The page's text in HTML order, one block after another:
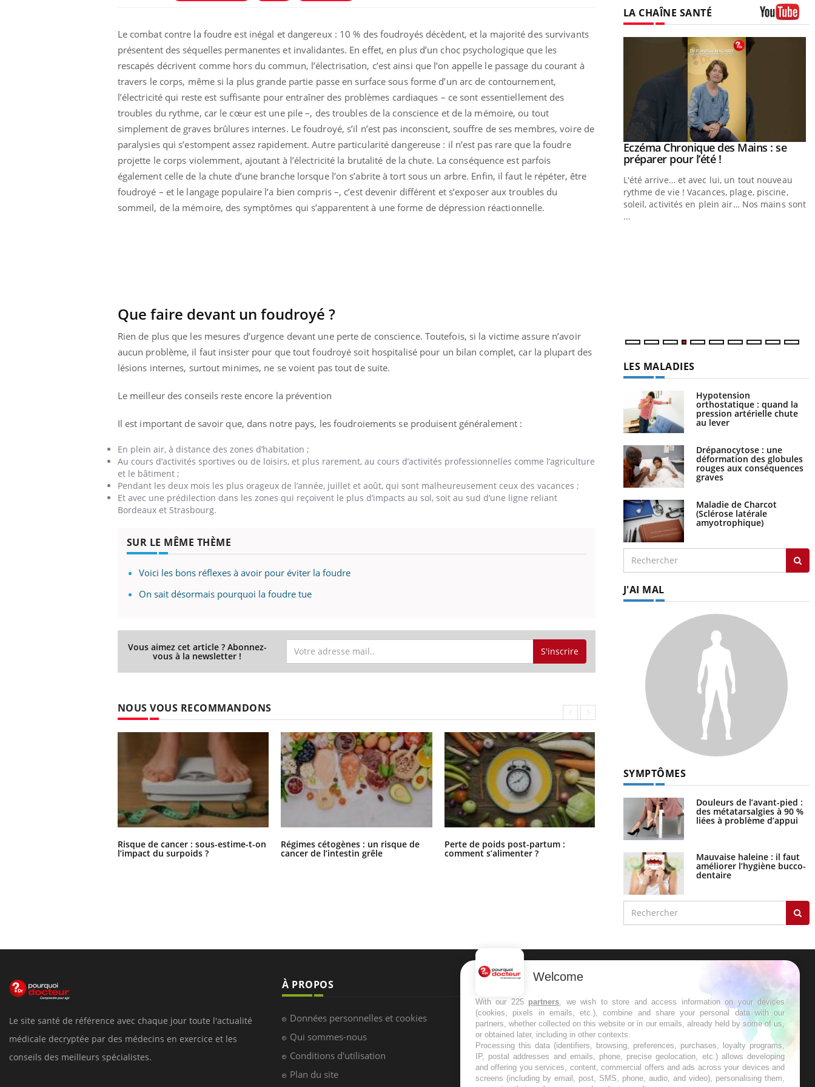
Le combat contre la foudre est inégal et dangereux : 10 % des foudroyés décèdent, et la majorité des survivants
présentent des séquelles permanentes et invalidantes. En effet, en plus d’un choc psychologique que les
rescapés décrivent comme hors du commun, l’électrisation, c’est ainsi que l’on appelle le passage du courant à
travers le corps, même si la plus grande partie passe en surface sous forme d’un arc de contournement,
l’électricité qui reste est suffisante pour entraîner des problèmes cardiaques – ce sont essentiellement des
troubles du rythme, car le cœur est une pile –, des troubles de la conscience et de la mémoire, ou tout
simplement de graves brûlures internes. Le foudroyé, s’il n’est pas inconscient, souffre de ses membres, voire de
paralysies qui s’estompent assez rapidement. Autre particularité dangereuse : il n’est pas rare que la foudre
projette le corps violemment, ajoutant à l’électricité la brutalité de la chute. La conséquence est parfois
également celle de la chute d’une branche lorsque l’on s’abrite à tort sous un arbre. Enfin, il faut le répéter, être
foudroyé – et le langage populaire l’a bien compris –, c’est devenir différent et s’exposer aux troubles du
sommeil, de la mémoire, des symptômes qui s’apparentent à une forme de dépression réactionnelle.
Que faire devant un foudroyé ?
Rien de plus que les mesures d’urgence devant une perte de conscience. Toutefois, si la victime assure n’avoir
aucun problème, il faut insister pour que tout foudroyé soit hospitalisé pour un bilan complet, car la plupart des
lésions internes, surtout minimes, ne se voient pas tout de suite.
Le meilleur des conseils reste encore la prévention
Il est important de savoir que, dans notre pays, les foudroiements se produisent généralement :
En plein air, à distance des zones d’habitation ;
Au cours d’activités sportives ou de loisirs, et plus rarement, au cours d’activités professionnelles comme l’agriculture
et le bâtiment ;
Pendant les deux mois les plus orageux de l’année, juillet et août, qui sont malheureusement ceux des vacances ;
Et avec une prédilection dans les zones qui reçoivent le plus d’impacts au sol, soit au sud d’une ligne reliant
Bordeaux et Strasbourg.
SUR LE MÊME THÈME
Voici les bons réflexes à avoir pour éviter la foudre
On sait désormais pourquoi la foudre tue
Vous aimez cet article ? Abonnez-
vous à la newsletter ! S'inscrire
NOUS VOUS RECOMMANDONS
Risque de cancer : sous-estime-t-on
l’impact du surpoids ?
Régimes cétogènes : un risque de
cancer de l’intestin grêle
Perte de poids post-partum :
comment s’alimenter ?
Comment nous percevons le chaud
et le froid : une recherche éclaire le
sujet
LA CHAÎNE SANTÉ
Carence en fer : comprendre pour
Youtube
Fatigue, irritabilité, brouillard mental ou
même alopécie… Les symptômes de la
carence en fer sont multiples ce qui la rend
Youtube
Insuline & Charge mentale : et si on
osait en parler??Youtube
En 2026, l'insuline dans le diabète de type 2
reste entourée d'idées reçues chez les
patients comme parfois chez les soignants.
Youtube
Eczéma Chronique des Mains : se
préparer pour l’été !Youtube
L'été arrive… et avec lui, un tout nouveau
rythme de vie ! Vacances, plage, piscine,
soleil, activités en plein air… Nos mains sont
...
Youtube
Diabète & Ramadan 2026Youtube
Le Ramadan approche, et, pour de
nombreuses personnes atteintes de diabète,
c'est une période de questions, de défis,
mais ...
LES MALADIES
Hypotension
orthostatique : quand la
pression artérielle chute
au lever
Drépanocytose : une
déformation des globules
rouges aux conséquences
graves
Maladie de Charcot
(Sclérose latérale
amyotrophique)
J'AI MAL
SYMPTÔMES
Douleurs de l’avant-pied :
des métatarsalgies à 90 %
liées à problème d’appui
Mauvaise haleine : il faut
améliorer l’hygiène bucco-
dentaire
Le site santé de référence avec chaque jour toute l'actualité
médicale decryptée par des médecins en exercice et les
conseils des meilleurs spécialistes.
À PROPOS
Données personnelles et cookies
Qui sommes-nous
Conditions d'utilisation
Plan du site
NEWSLETTER
Recevez toutes les semaines les meilleures
infos santé
Welcome
With our 225 partners, we wish to store and access information on your devices
(cookies, pixels in emails, etc.), combine and share your personal data with our
partners, whether collected on this website or in our emails, already held by some of us,
or obtained later, including in other contexts.
Processing this data (identifiers, browsing, preferences, purchases, loyalty programs,
IP, postal addresses and emails, phone, precise geolocation, etc.) allows developing
and offering you services, content, commercial offers and ads across your devices and
screens (including by email, post, SMS, phone, audio, and video), personalising them,